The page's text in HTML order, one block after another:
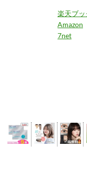
楽天ブッ
Amazon
7net